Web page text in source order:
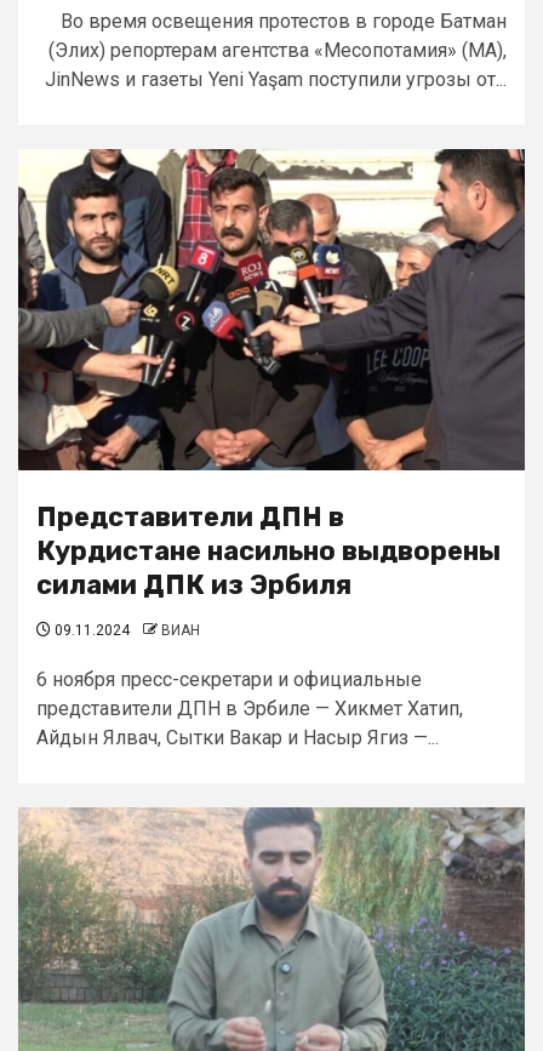
Во время освещения протестов в городе Батман
(Элих) репортерам агентства «Месопотамия» (МА),
JinNews и газеты Yeni Yaşam поступили угрозы от...
Представители ДПН в
Курдистане насильно выдворены
силами ДПК из Эрбиля
09.11.2024 ВИАН
6 ноября пресс-секретари и официальные
представители ДПН в Эрбиле — Хикмет Хатип,
Айдын Ялвач, Сытки Вакар и Насыр Ягиз —...